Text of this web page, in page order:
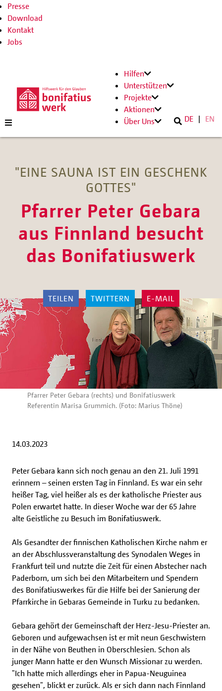
Presse
Download
Kontakt
Jobs
Hilfen
Unterstützen
Projekte
Aktionen
Über Uns
DE EN
"EINE SAUNA IST EIN GESCHENK
GOTTES"
Pfarrer Peter Gebara
aus Finnland besucht
das Bonifatiuswerk
TEILEN TWITTERN E-MAIL
Pfarrer Peter Gebara (rechts) und Bonifatiuswerk
Referentin Marisa Grummich. (Foto: Marius Thöne)
14.03.2023
Peter Gebara kann sich noch genau an den 21. Juli 1991
erinnern – seinen ersten Tag in Finnland. Es war ein sehr
heißer Tag, viel heißer als es der katholische Priester aus
Polen erwartet hatte. In dieser Woche war der 65 Jahre
alte Geistliche zu Besuch im Bonifatiuswerk.
Als Gesandter der finnischen Katholischen Kirche nahm er
an der Abschlussveranstaltung des Synodalen Weges in
Frankfurt teil und nutzte die Zeit für einen Abstecher nach
Paderborn, um sich bei den Mitarbeitern und Spendern
des Bonifatiuswerkes für die Hilfe bei der Sanierung der
Pfarrkirche in Gebaras Gemeinde in Turku zu bedanken.
Gebara gehört der Gemeinschaft der Herz-Jesu-Priester an.
Geboren und aufgewachsen ist er mit neun Geschwistern
in der Nähe von Beuthen in Oberschlesien. Schon als
junger Mann hatte er den Wunsch Missionar zu werden.
"Ich hatte mich allerdings eher in Papua-Neuguinea
gesehen", blickt er zurück. Als er sich dann nach Finnland